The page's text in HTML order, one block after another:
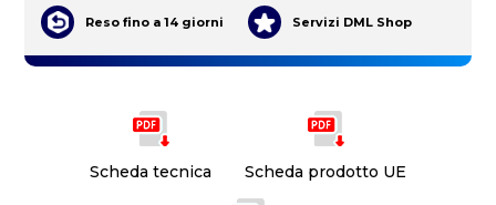
Scheda tecnica Scheda prodotto UE
Reso fino a 14 giorni Servizi DML Shop